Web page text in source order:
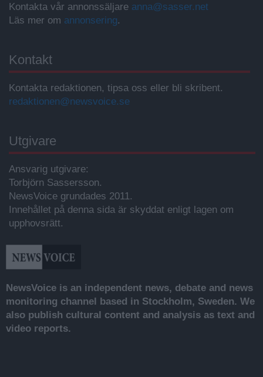
Kontakta vår annonssäljare anna@sasser.net
Läs mer om annonsering.
Kontakt
Kontakta redaktionen, tipsa oss eller bli skribent.
redaktionen@newsvoice.se
Utgivare
Ansvarig utgivare:
Torbjörn Sassersson.
NewsVoice grundades 2011.
Innehållet på denna sida är skyddat enligt lagen om
upphovsrätt.
NewsVoice is an independent news, debate and news
monitoring channel based in Stockholm, Sweden. We
also publish cultural content and analysis as text and
video reports.